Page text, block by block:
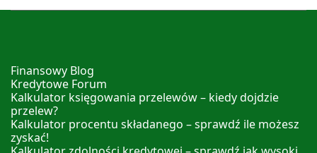
Finansowy Blog
Kredytowe Forum
Kalkulator księgowania przelewów – kiedy dojdzie
przelew?
Kalkulator procentu składanego – sprawdź ile możesz
zyskać!